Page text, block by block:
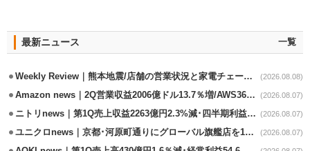
最新ニュース 一覧
Weekly Review｜熊本地震/店舗の営業状況と家電チェーンの支援策 (2026.08.08)
Amazon news｜2Q営業収益2006億ドル13.7％増/AWS36.8％％増が貢献 (2026.08.07)
ニトリnews｜第1Q売上収益2263億円2.3%減･四半期利益1.4％減 (2026.08.07)
ユニクロnews｜京都･河原町通りにグローバル旗艦店を11/6開設 (2026.08.07)